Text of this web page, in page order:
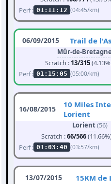
Perf : 01:11:12 (04:45/km)
06/09/2015 Trail de
Mûr-de-Bretagne
Scratch : 13/315
Perf : 01:15:05 (05:00/km)
16/08/2015
10 Miles
Lorient
Lorient(56)
Scratch :66/566
Perf : 01:03:40 (03:57/km)
13/07/2015 15KM de